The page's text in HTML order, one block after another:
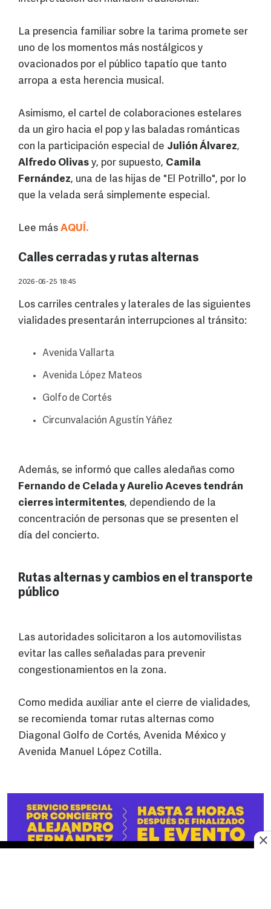
La presencia familiar sobre la tarima promete ser
uno de los momentos más nostálgicos y
ovacionados por el público tapatío que tanto
arropa a esta herencia musical.
Asimismo, el cartel de colaboraciones estelares
da un giro hacia el pop y las baladas románticas
con la participación especial de Julión Álvarez,
Alfredo Olivas y, por supuesto, Camila
Fernández, una de las hijas de "El Potrillo", por lo
que la velada será simplemente especial.
Lee más AQUÍ.
Calles cerradas y rutas alternas
2026-06-25 18:45
Los carriles centrales y laterales de las siguientes
vialidades presentarán interrupciones al tránsito:
Avenida Vallarta
Avenida López Mateos
Golfo de Cortés
Circunvalación Agustín Yáñez
Además, se informó que calles aledañas como
Fernando de Celada y Aurelio Aceves tendrán
cierres intermitentes, dependiendo de la
concentración de personas que se presenten el
día del concierto.
Rutas alternas y cambios en el transporte
público
Las autoridades solicitaron a los automovilistas
evitar las calles señaladas para prevenir
congestionamientos en la zona.
Como medida auxiliar ante el cierre de vialidades,
se recomienda tomar rutas alternas como
Diagonal Golfo de Cortés, Avenida México y
Avenida Manuel López Cotilla.